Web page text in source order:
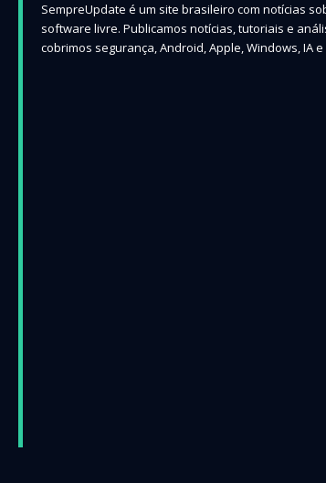
SempreUpdate é um site brasileiro com notícias
software livre. Publicamos notícias, tutoriais e
cobrimos segurança, Android, Apple, Windows, IA